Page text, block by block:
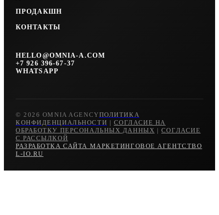
ПРОДАКШН
КОНТАКТЫ
HELLO@OMNIA-A.COM
+7 926 396-67-37
WHATSAPP
© 2026 OMNIA AGENCYПОЛИТИКА
КОНФИДЕНЦИАЛЬНОСТИ | СОГЛАСИЕ НА
ОБРАБОТКУ ПЕРСОНАЛЬНЫХ ДАННЫХ | СОГЛАСИЕ
С РАССЫЛКОЙ
РАЗРАБОТКА САЙТА МАРКЕТИНГОВОЕ АГЕНТСТВО
L-IO.RU